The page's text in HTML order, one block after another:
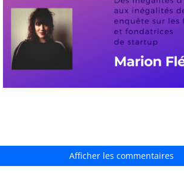
Afficher les commentaires